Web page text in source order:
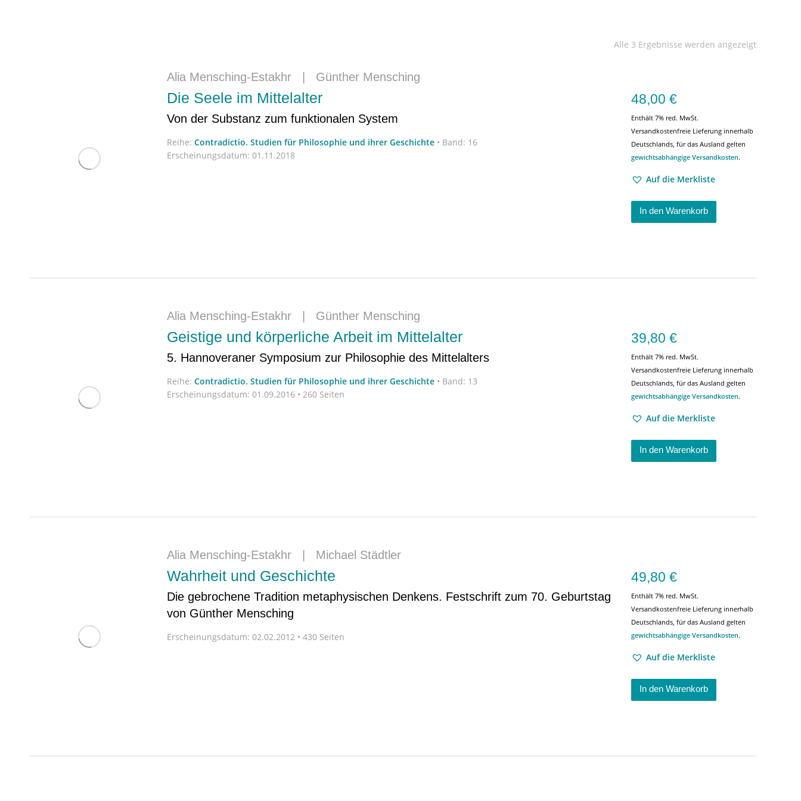
Alle 3 Ergebnisse werden angezeigt
Alia Mensching-Estakhr Günther Mensching
Die Seele im Mittelalter
Von der Substanz zum funktionalen System
Reihe: Contradictio. Studien für Philosophie und ihrer Geschichte • Band: 16
Erscheinungsdatum: 01.11.2018
48,00 €
Enthält 7% red. MwSt.
Versandkostenfreie Lieferung innerhalb
Deutschlands, für das Ausland gelten
gewichtsabhängige Versandkosten.
Auf die Merkliste
In den Warenkorb
Alia Mensching-Estakhr Günther Mensching
Geistige und körperliche Arbeit im Mittelalter
5. Hannoveraner Symposium zur Philosophie des Mittelalters
Reihe: Contradictio. Studien für Philosophie und ihrer Geschichte • Band: 13
Erscheinungsdatum: 01.09.2016 • 260 Seiten
39,80 €
Enthält 7% red. MwSt.
Versandkostenfreie Lieferung innerhalb
Deutschlands, für das Ausland gelten
gewichtsabhängige Versandkosten.
Auf die Merkliste
In den Warenkorb
Alia Mensching-Estakhr Michael Städtler
Wahrheit und Geschichte
Die gebrochene Tradition metaphysischen Denkens. Festschrift zum 70. Geburtstag
von Günther Mensching
Erscheinungsdatum: 02.02.2012 • 430 Seiten
49,80 €
Enthält 7% red. MwSt.
Versandkostenfreie Lieferung innerhalb
Deutschlands, für das Ausland gelten
gewichtsabhängige Versandkosten.
Auf die Merkliste
In den Warenkorb